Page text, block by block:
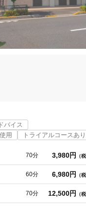
きる日常を過ごすために、
お帰りの際に笑顔でお見送
バイス
用 トライアルコースあり
70分 3,980円 （
60分 6,980円 （
70分 12,500円 （